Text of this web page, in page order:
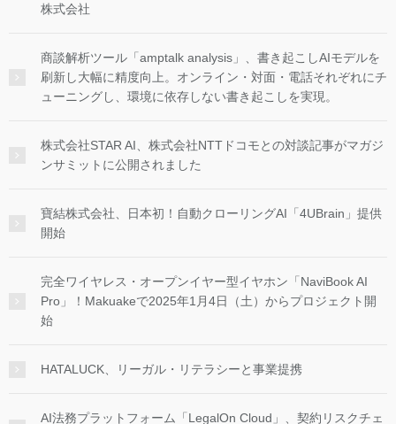
株式会社
商談解析ツール「amptalk analysis」、書き起こしAIモデルを
刷新し大幅に精度向上。オンライン・対面・電話それぞれにチ
ューニングし、環境に依存しない書き起こしを実現。
株式会社STAR AI、株式会社NTTドコモとの対談記事がマガジ
ンサミットに公開されました
寶結株式会社、日本初！自動クローリングAI「4UBrain」提供
開始
完全ワイヤレス・オープンイヤー型イヤホン「NaviBook AI
Pro」！Makuakeで2025年1月4日（土）からプロジェクト開
始
HATALUCK、リーガル・リテラシーと事業提携
AI法務プラットフォーム「LegalOn Cloud」、契約リスクチェ